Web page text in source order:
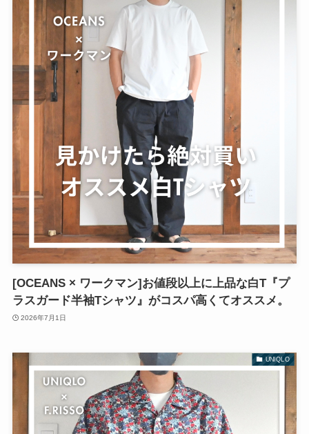
[OCEANS × ワークマン]お値段以上に上品な白T『プ
ラスガード半袖Tシャツ』がコスパ高くてオススメ。
2026年7月1日
UNIQLO